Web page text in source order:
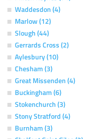
Waddesdon (4)
Marlow (12)
Slough (44)
Gerrards Cross (2)
Aylesbury (10)
Chesham (3)
Great Missenden (4)
Buckingham (6)
Stokenchurch (3)
Stony Stratford (4)
Burnham (3)